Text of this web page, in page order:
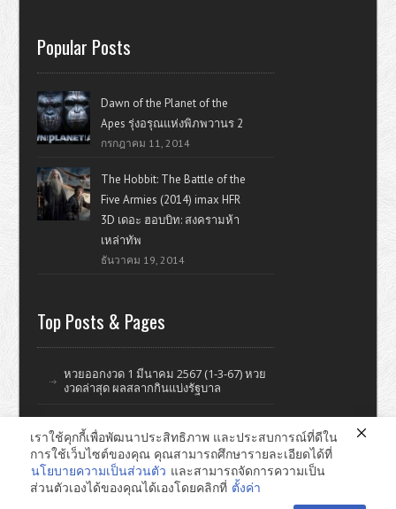
Popular Posts
Dawn of the Planet of the
Apes รุ่งอรุณแห่งพิภพวานร 2
กรกฎาคม 11, 2014
The Hobbit: The Battle of the
Five Armies (2014) imax HFR
3D เดอะ ฮอบบิท: สงครามห้า
เหล่าทัพ
ธันวาคม 19, 2014
Top Posts & Pages
หวยออกงวด 1 มีนาคม 2567 (1-3-67) หวย
งวดล่าสุด ผลสลากกินแบ่งรัฐบาล
ดูหนังออนไลน์ หนังใหม่ แรงบันดาลใจ ไอที รีวิววิจารณ์หนังมั่วๆ
หาดใหญ่ ทำเว็บไซต์ © 2026
เราใช้คุกกี้เพื่อพัฒนาประสิทธิภาพ และประสบการณ์ที่ดีใน
การใช้เว็บไซต์ของคุณ คุณสามารถศึกษารายละเอียดได้ที่
นโยบายความเป็นส่วนตัว และสามารถจัดการความเป็น
ส่วนตัวเองได้ของคุณได้เองโดยคลิกที่ ตั้งค่า